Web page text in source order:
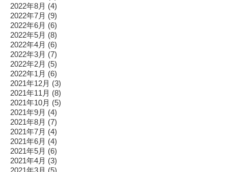
2022年8月 (4)
2022年7月 (9)
2022年6月 (6)
2022年5月 (8)
2022年4月 (6)
2022年3月 (7)
2022年2月 (5)
2022年1月 (6)
2021年12月 (3)
2021年11月 (8)
2021年10月 (5)
2021年9月 (4)
2021年8月 (7)
2021年7月 (4)
2021年6月 (4)
2021年5月 (6)
2021年4月 (3)
2021年3月 (5)